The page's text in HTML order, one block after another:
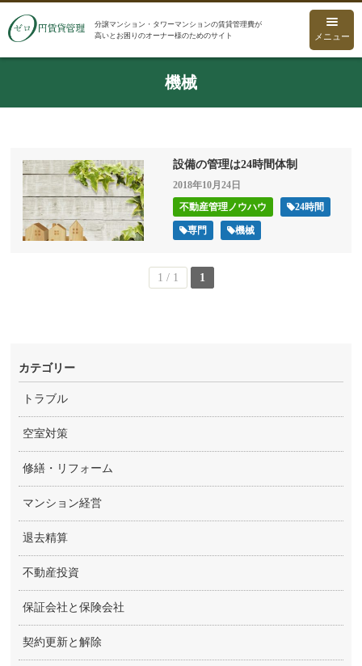
メニュー
分譲マンション・タワーマンションの賃貸管理費が
高いとお困りのオーナー様のためのサイト
機械
設備の管理は24時間体制
2018年10月24日
不動産管理ノウハウ
24時間
専門 機械
1 / 1 1
カテゴリー
トラブル
空室対策
修繕・リフォーム
マンション経営
退去精算
不動産投資
保証会社と保険会社
契約更新と解除